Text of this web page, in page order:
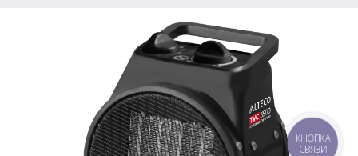
КНОПКА
СВЯЗИ